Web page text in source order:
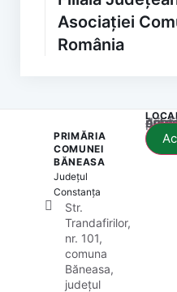
Asociației
România
PRIMĂRIA
COMUNEI
BĂNEASA
Județul
Constanța
Str.
Trandafirilor,
nr. 101,
comuna
Băneasa,
județul
Acest conținut este blocat până când acceptați categoria corespunzătoare de cookie-uri.